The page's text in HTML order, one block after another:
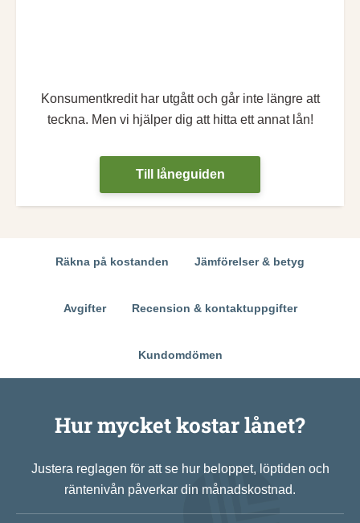
Konsumentkredit har utgått och går inte längre att
teckna. Men vi hjälper dig att hitta ett annat lån!
Till låneguiden
Räkna på kostanden Jämförelser & betyg
Avgifter Recension & kontaktuppgifter
Kundomdömen
Hur mycket kostar lånet?
Justera reglagen för att se hur beloppet, löptiden och
räntenivån påverkar din månadskostnad.